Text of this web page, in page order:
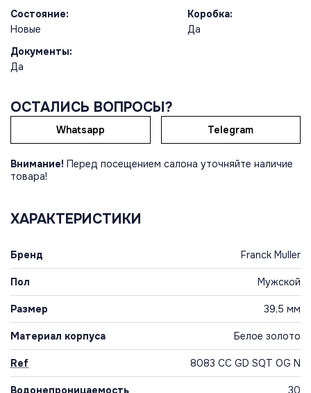
Состояние:
Новые
Коробка:
Да
Документы:
Да
ОСТАЛИСЬ ВОПРОСЫ?
Whatsapp Telegram
Внимание! Перед посещением салона уточняйте наличие
товара!
ХАРАКТЕРИСТИКИ
Бренд Franck Muller
Пол Мужской
Размер 39,5 мм
Материал корпуса Белое золото
Ref 8083 CC GD SQT OG N
Водонепроницаемость 30